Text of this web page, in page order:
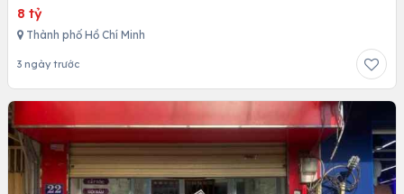
8 tỷ
Thành phố Hồ Chí Minh
3 ngày trước